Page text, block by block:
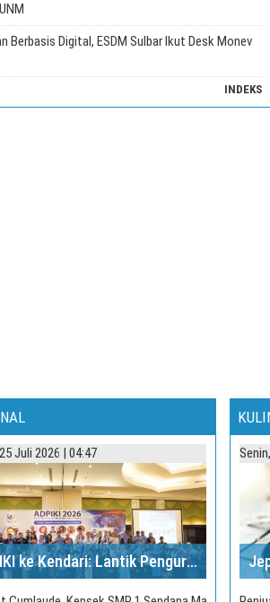
Berbasis Digital, ESDM Sulbar Ikut Desk Monev
INDEKS
Juli 2026 | 04:47
ADPIKI ke Kendari: Lantik Pengurus Daerah Hingga Bawa Misi Transformasi Jurnalisme Digital